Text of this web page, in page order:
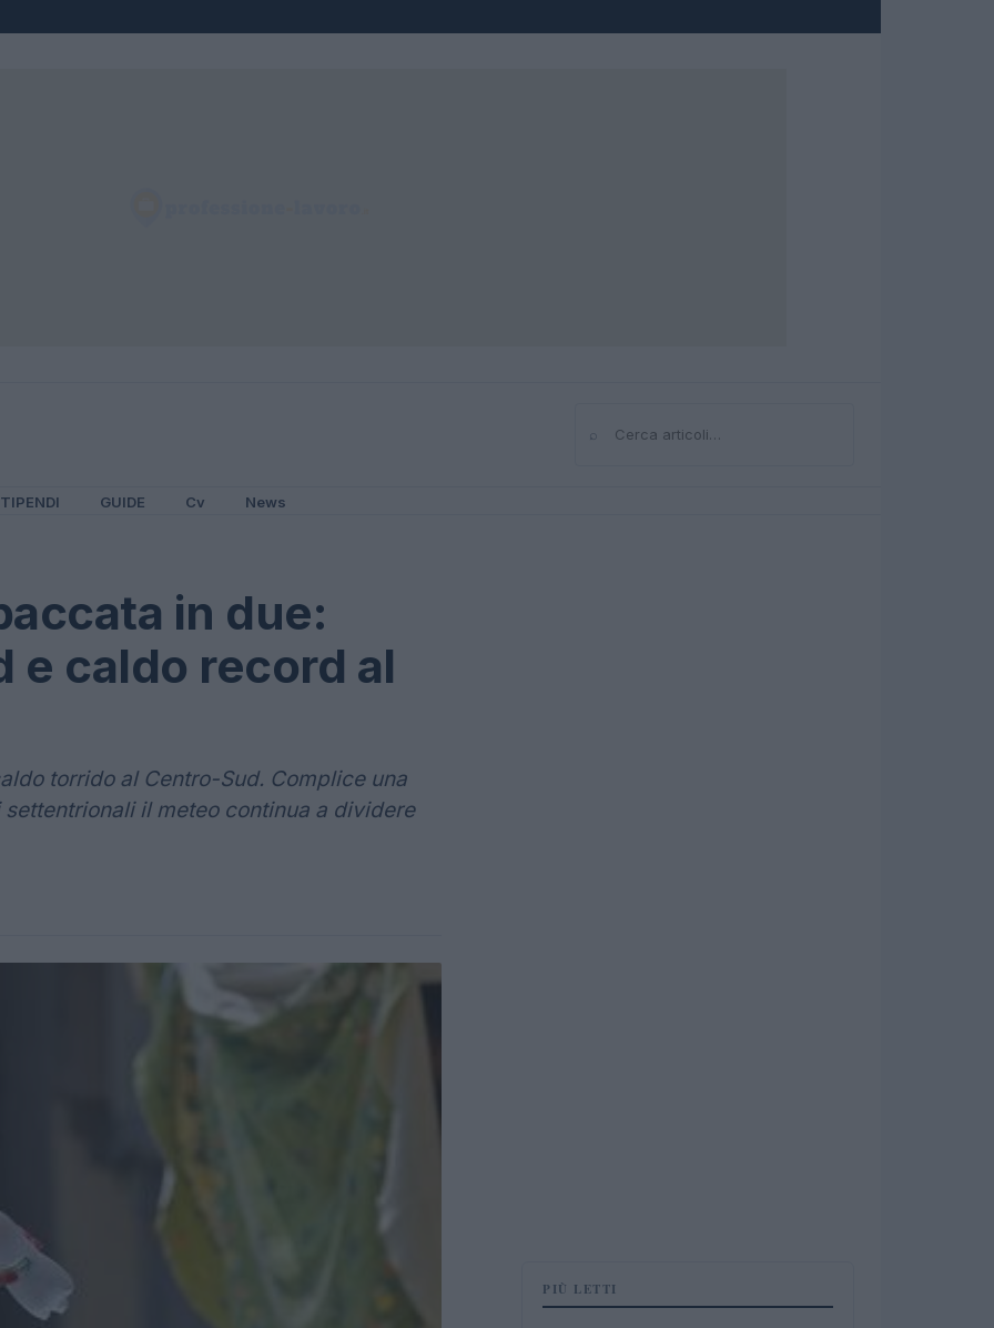
⌕Cerca
GUIDE Cv News
in due:
e caldo record al
torrido al Centro-Sud. Complice una
il meteo continua a dividere
PIÙ LETTI